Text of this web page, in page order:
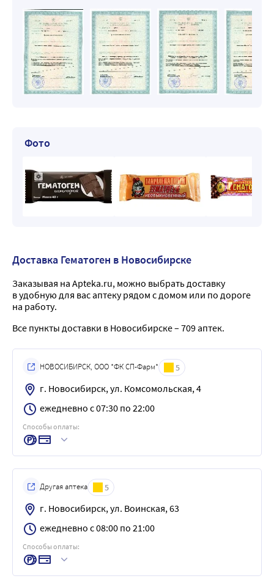
Фото
Доставка Гематоген в Новосибирске
Заказывая на Apteka.ru, можно выбрать доставку
в удобную для вас аптеку рядом с домом или по дороге
на работу.
Все пункты доставки в Новосибирске – 709 аптек.
НОВОСИБИРСК, ООО *ФК СП-Фарм* 5
г. Новосибирск, ул. Комсомольская, 4
ежедневно с 07:30 по 22:00
Способы оплаты:
Другая аптека 5
г. Новосибирск, ул. Воинская, 63
ежедневно с 08:00 по 21:00
Способы оплаты: